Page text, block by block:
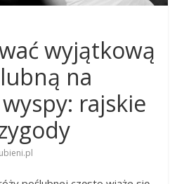
wyjątkową
na
rajskie